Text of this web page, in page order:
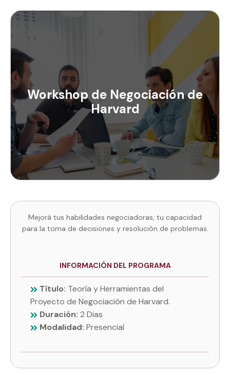
Workshop de Negociación de
Harvard
Mejorá tus habilidades negociadoras, tu capacidad
para la toma de decisiones y resolución de problemas.
INFORMACIÓN DEL PROGRAMA
Título: Teoría y Herramientas del
Proyecto de Negociación de Harvard.
Duración:2 Dias
Modalidad:Presencial